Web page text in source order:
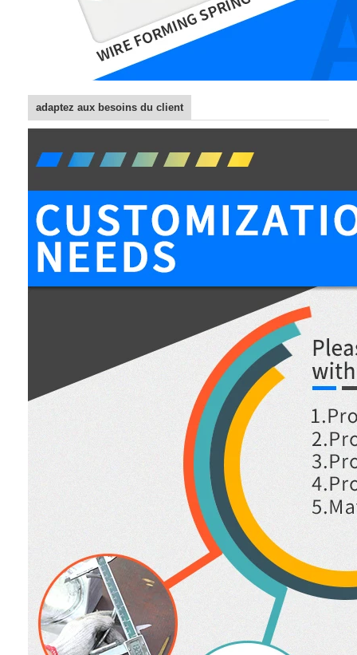
adaptez aux besoins du client